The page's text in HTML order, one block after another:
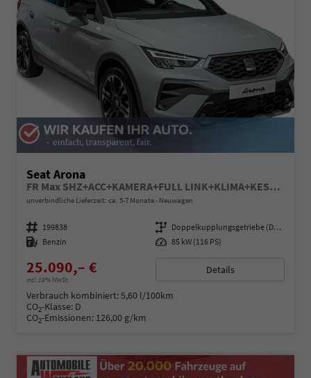
Seat Arona
FR Max SHZ+ACC+KAMERA+FULL LINK+KLIMA+KESSY+LED+16" ALU
unverbindliche Lieferzeit: ca. 5-7 Monate Neuwagen
Fahrzeugnummer 199838 Getriebe
Doppelkupplungsgetriebe (DSG)
Kraftstoff Benzin Leistung 85 kW (116 PS)
25.090,– €
incl. 19% MwSt.
Details
Verbrauch kombiniert:5,60 l/100km
CO2-Klasse: D
CO2-Emissionen: 126,00 g/km